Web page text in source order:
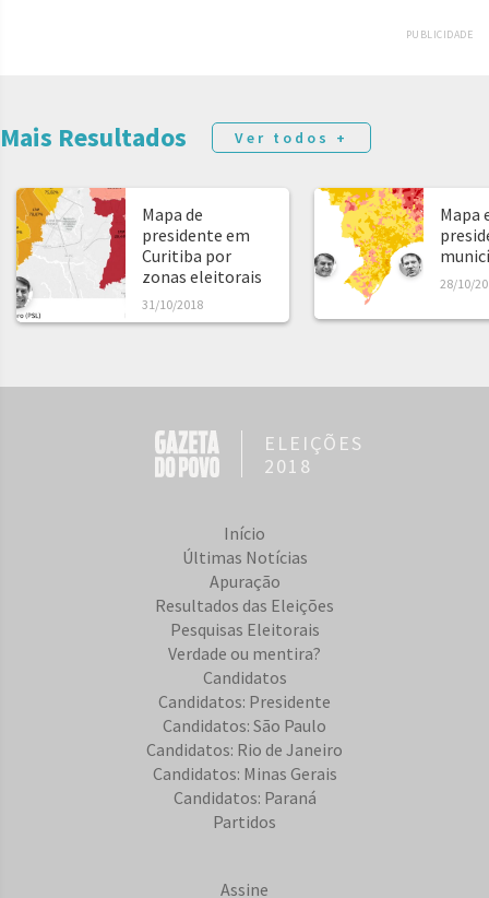
PUBLICIDADE
Mais Resultados Ver todos +
Mapa de
presidente em
Curitiba por
zonas eleitorais
31/10/2018
Mapa
28/10/
ELEIÇÕES
2018
Início
Últimas Notícias
Apuração
Resultados das Eleições
Pesquisas Eleitorais
Verdade ou mentira?
Candidatos
Candidatos: Presidente
Candidatos: São Paulo
Candidatos: Rio de Janeiro
Candidatos: Minas Gerais
Candidatos: Paraná
Partidos
Assine